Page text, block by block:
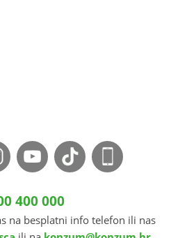
400 000
na besplatni info telefon ili nas